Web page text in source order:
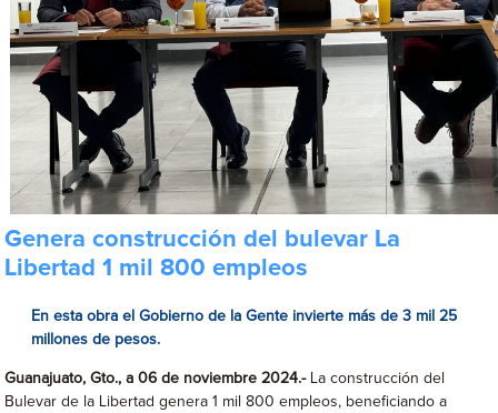
Genera construcción del bulevar La
Libertad 1 mil 800 empleos
En esta obra el Gobierno de la Gente invierte más de 3 mil 25
millones de pesos.
Guanajuato, Gto., a 06 de noviembre 2024.-La construcción del
Bulevar de la Libertad genera 1 mil 800 empleos, beneficiando a